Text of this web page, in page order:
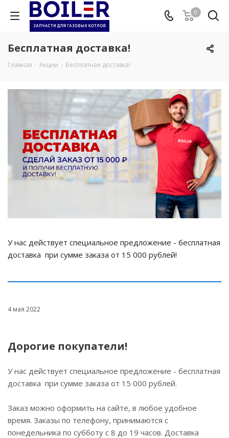
0
Бесплатная доставка!
Главная - Акции - Бесплатная доставка!
У нас действует специальное предложение - бесплатная
доставка при сумме заказа от 15 000 рублей!
4 мая 2022
Дорогие покупатели!
У нас действует специальное предложение - бесплатная
доставка при сумме заказа от 15 000 рублей.
Заказ можно оформить на сайте, в любое удобное
время. Заказы по телефону, принимаются с
понедельника по субботу с 8 до 19 часов. Доставка